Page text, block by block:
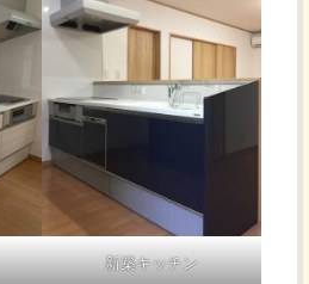
新築キッチン